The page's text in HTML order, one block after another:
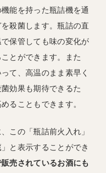
能を持った瓶詰機を通
殺菌します。瓶詰の直
保管しても味の変化が
とができます。また
て、高温のまま素早く
効果も期待できるた
ることもできます。
この「瓶詰前火入れ」
と表示することができ
売されているお酒にも